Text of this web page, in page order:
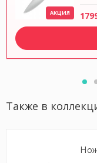
АКЦИЯ
Также в